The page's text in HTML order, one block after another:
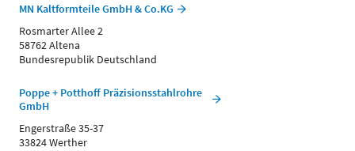
MN Kaltformteile GmbH & Co.KG
Rosmarter Allee 2
58762 Altena
Bundesrepublik Deutschland
Poppe + Potthoff Präzisionsstahlrohre
GmbH
Engerstraße 35-37
33824 Werther